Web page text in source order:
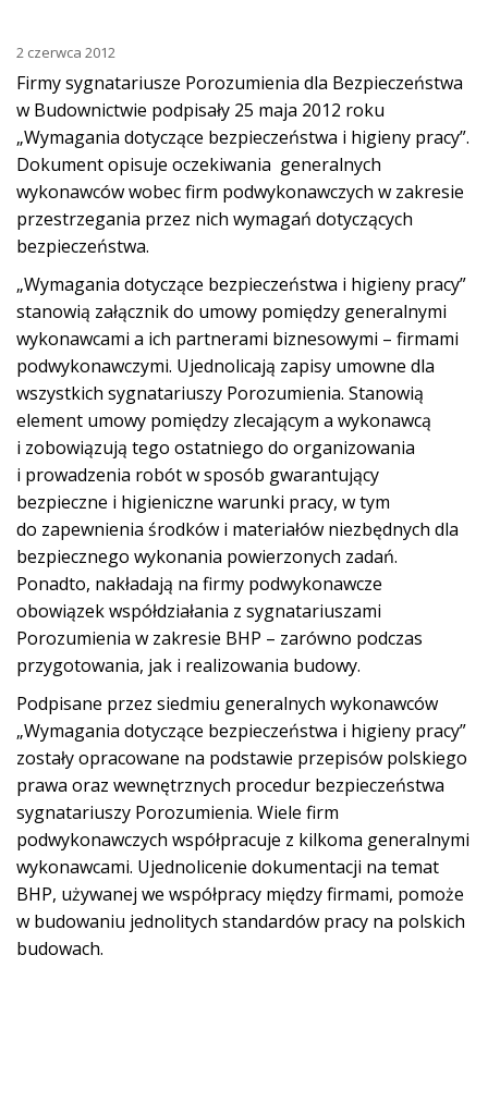
2 czerwca 2012
Firmy sygnatariusze Porozumienia dla Bezpieczeństwa
w Budownictwie podpisały 25 maja 2012 roku
„Wymagania dotyczące bezpieczeństwa i higieny pracy”.
Dokument opisuje oczekiwania generalnych
wykonawców wobec firm podwykonawczych w zakresie
przestrzegania przez nich wymagań dotyczących
bezpieczeństwa.
„Wymagania dotyczące bezpieczeństwa i higieny pracy”
stanowią załącznik do umowy pomiędzy generalnymi
wykonawcami a ich partnerami biznesowymi – firmami
podwykonawczymi. Ujednolicają zapisy umowne dla
wszystkich sygnatariuszy Porozumienia. Stanowią
element umowy pomiędzy zlecającym a wykonawcą
i zobowiązują tego ostatniego do organizowania
i prowadzenia robót w sposób gwarantujący
bezpieczne i higieniczne warunki pracy, w tym
do zapewnienia środków i materiałów niezbędnych dla
bezpiecznego wykonania powierzonych zadań.
Ponadto, nakładają na firmy podwykonawcze
obowiązek współdziałania z sygnatariuszami
Porozumienia w zakresie BHP – zarówno podczas
przygotowania, jak i realizowania budowy.
Podpisane przez siedmiu generalnych wykonawców
„Wymagania dotyczące bezpieczeństwa i higieny pracy”
zostały opracowane na podstawie przepisów polskiego
prawa oraz wewnętrznych procedur bezpieczeństwa
sygnatariuszy Porozumienia. Wiele firm
podwykonawczych współpracuje z kilkoma generalnymi
wykonawcami. Ujednolicenie dokumentacji na temat
BHP, używanej we współpracy między firmami, pomoże
w budowaniu jednolitych standardów pracy na polskich
budowach.